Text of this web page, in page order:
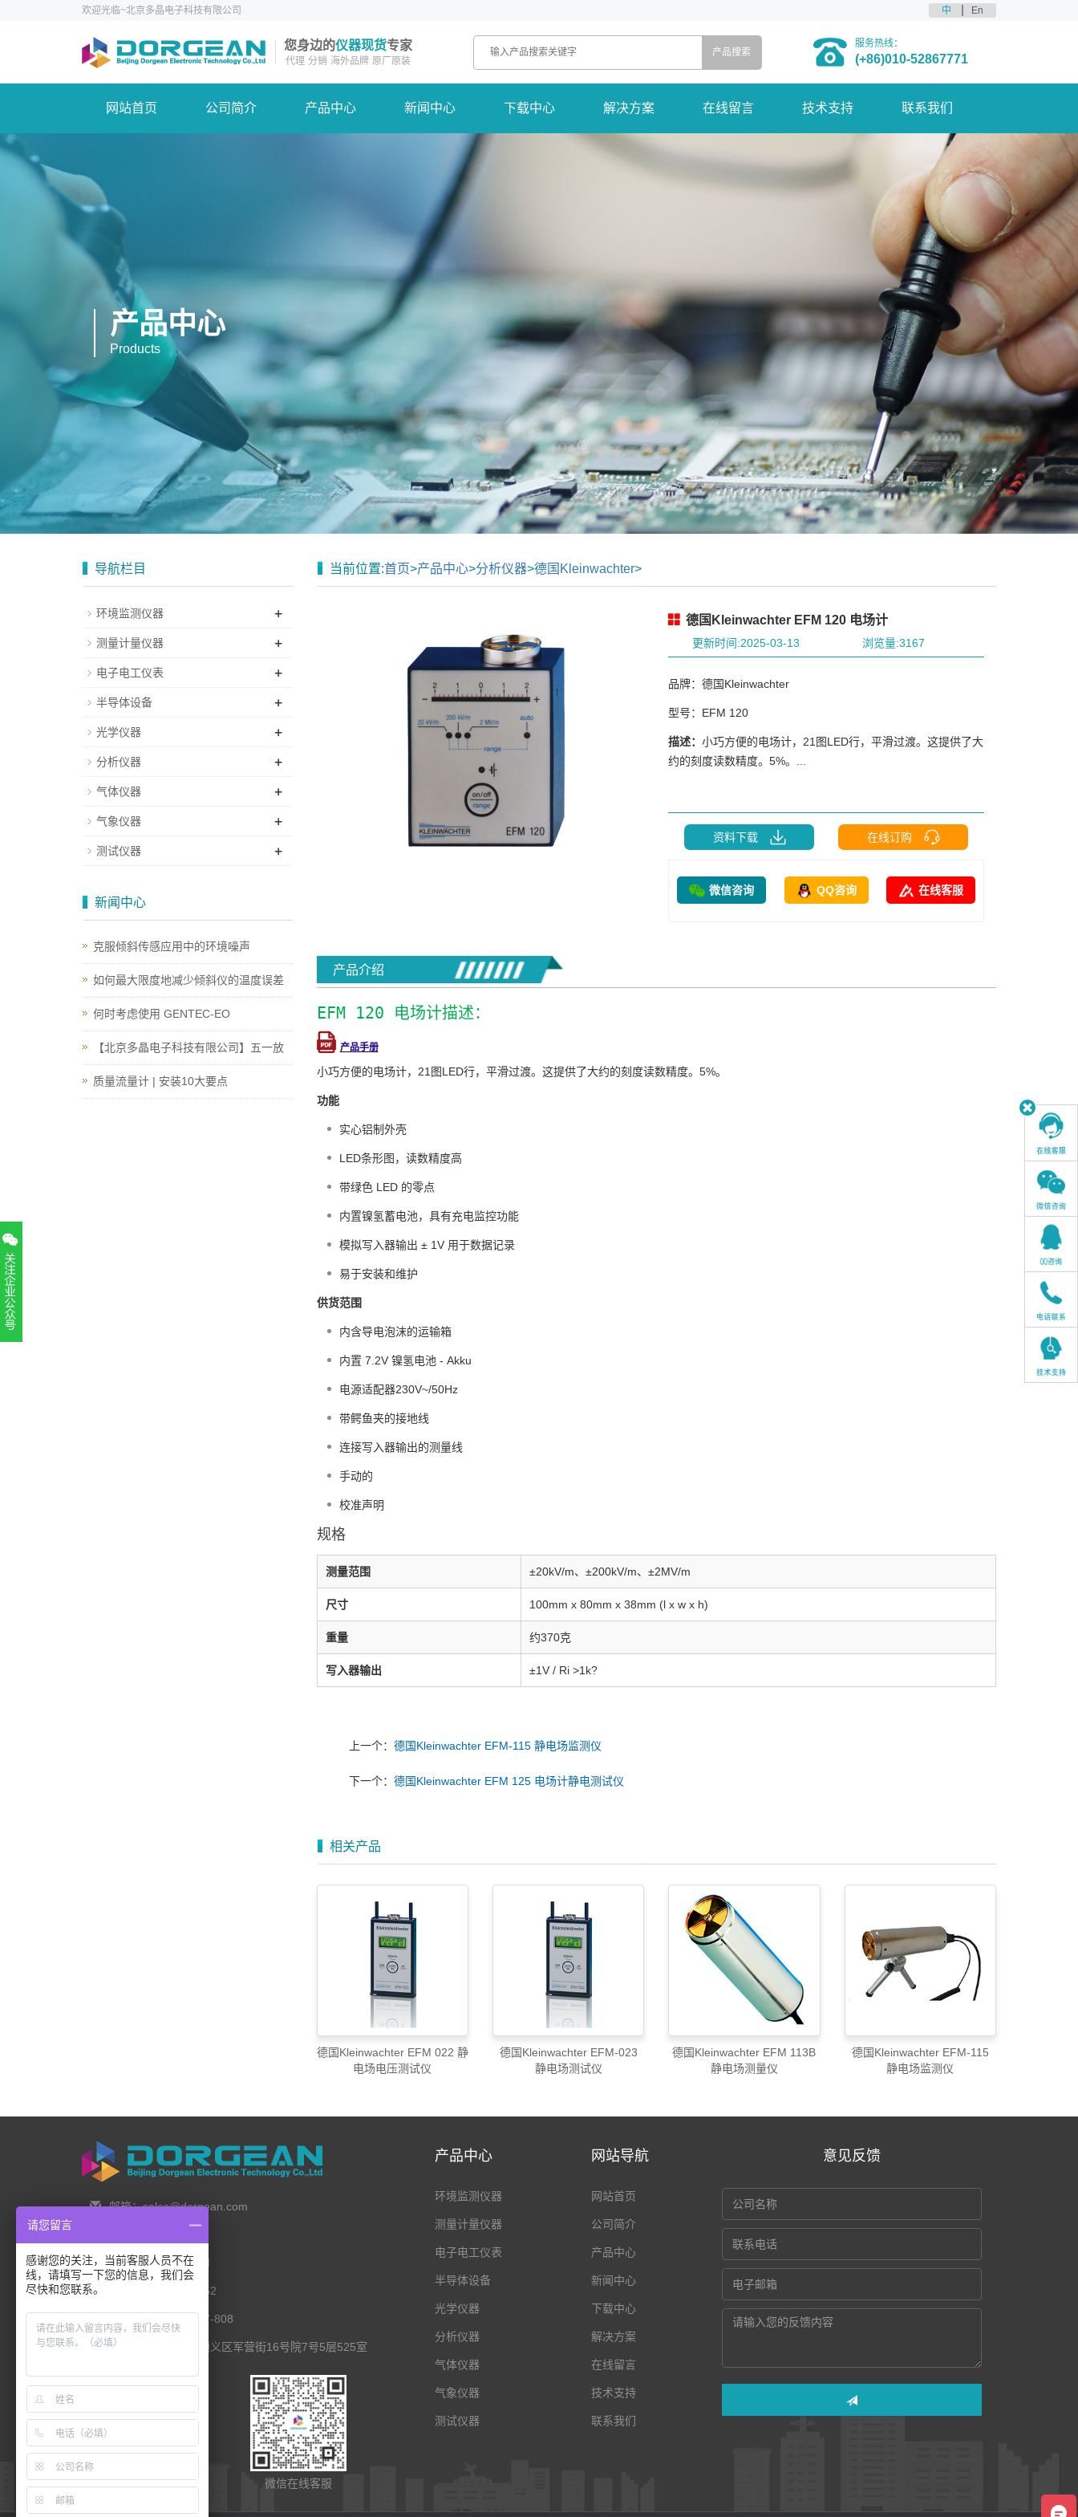
欢迎光临~北京多晶电子科技有限公司 中 En
您身边的仪器现货专家
代理 分销 海外品牌 原厂原装
服务热线：
(+86)010-52867771
网站首页 公司简介 产品中心 新闻中心 下载中心 解决方案 在线留言 技术支持 联系我们
产品中心
Products
当前位置:首页>产品中心>分析仪器>德国Kleinwachter>
德国Kleinwachter EFM 120 电场计
更新时间:2025-03-13 浏览量:3167
品牌：德国Kleinwachter
型号：EFM 120
描述：小巧方便的电场计，21图LED行，平滑过渡。这提供了大
约的刻度读数精度。5%。...
资料下载 在线订购
微信咨询 QQ咨询 在线客服
产品介绍
EFM 120 电场计描述：
产品手册
小巧方便的电场计，21图LED行，平滑过渡。这提供了大约的刻度读数精度。5%。
功能
实心铝制外壳
LED条形图，读数精度高
带绿色 LED 的零点
内置镍氢蓄电池，具有充电监控功能
模拟写入器输出 ± 1V 用于数据记录
易于安装和维护
供货范围
内含导电泡沫的运输箱
内置 7.2V 镍氢电池 - Akku
电源适配器230V~/50Hz
带鳄鱼夹的接地线
连接写入器输出的测量线
手动的
校准声明
规格
测量范围 ±20kV/m、±200kV/m、±2MV/m
尺寸 100mm x 80mm x 38mm (l x w x h)
重量 约370克
写入器输出 ±1V / Ri >1k?
上一个： 德国Kleinwachter EFM-115 静电场监测仪
下一个： 德国Kleinwachter EFM 125 电场计静电测试仪
相关产品
德国Kleinwachter EFM 022 静
电场电压测试仪
德国Kleinwachter EFM-023
静电场测试仪
德国Kleinwachter EFM 113B
静电场测量仪
德国Kleinwachter EFM-115
静电场监测仪
导航栏目
环境监测仪器 +
测量计量仪器 +
电子电工仪表 +
半导体设备 +
光学仪器 +
分析仪器 +
气体仪器 +
气象仪器 +
测试仪器 +
新闻中心
克服倾斜传感应用中的环境噪声
如何最大限度地减少倾斜仪的温度误差
何时考虑使用 GENTEC-EO
【北京多晶电子科技有限公司】五一放
质量流量计 | 安装10大要点
邮箱：sales@dorgean.com
电话：0l0-5286777I
手机：138 1111 I452
传真：0I0-8235l027-808
联系地址：北京市顺义区军营街16号院7号5层525室
扫码查看移动端 微信在线客服
产品中心
环境监测仪器
测量计量仪器
电子电工仪表
半导体设备
光学仪器
分析仪器
气体仪器
气象仪器
测试仪器
网站导航
网站首页
公司简介
产品中心
新闻中心
下载中心
解决方案
在线留言
技术支持
联系我们
意见反馈
扫一扫，关注官方账号
请您留言
感谢您的关注，当前客服人员不在
线，请填写一下您的信息，我们会
尽快和您联系。